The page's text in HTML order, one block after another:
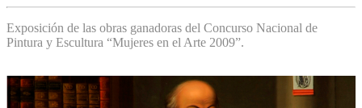
Exposición de las obras ganadoras del Concurso Nacional de
Pintura y Escultura “Mujeres en el Arte 2009”.